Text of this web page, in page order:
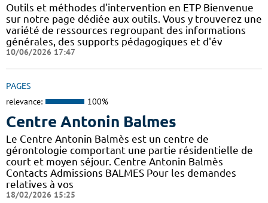
Outils et méthodes d'intervention en ETP Bienvenue
sur notre page dédiée aux outils. Vous y trouverez une
variété de ressources regroupant des informations
générales, des supports pédagogiques et d'év
10/06/2026 17:47
PAGES
relevance: 100%
Centre Antonin Balmes
Le Centre Antonin Balmès est un centre de
gérontologie comportant une partie résidentielle de
court et moyen séjour. Centre Antonin Balmès
Contacts Admissions BALMES Pour les demandes
relatives à vos
18/02/2026 15:25